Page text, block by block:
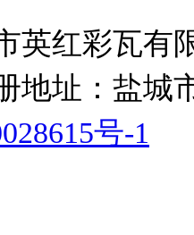
英红彩瓦有
地址：盐城
号-1